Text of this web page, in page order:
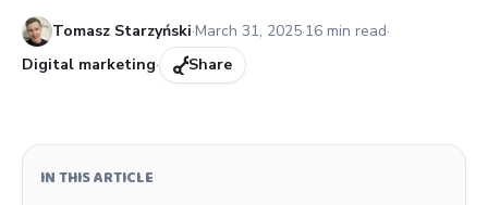
Tomasz Starzyński·Published:
March 31, 2025·16 min read·
Digital marketing· Share
IN THIS ARTICLE